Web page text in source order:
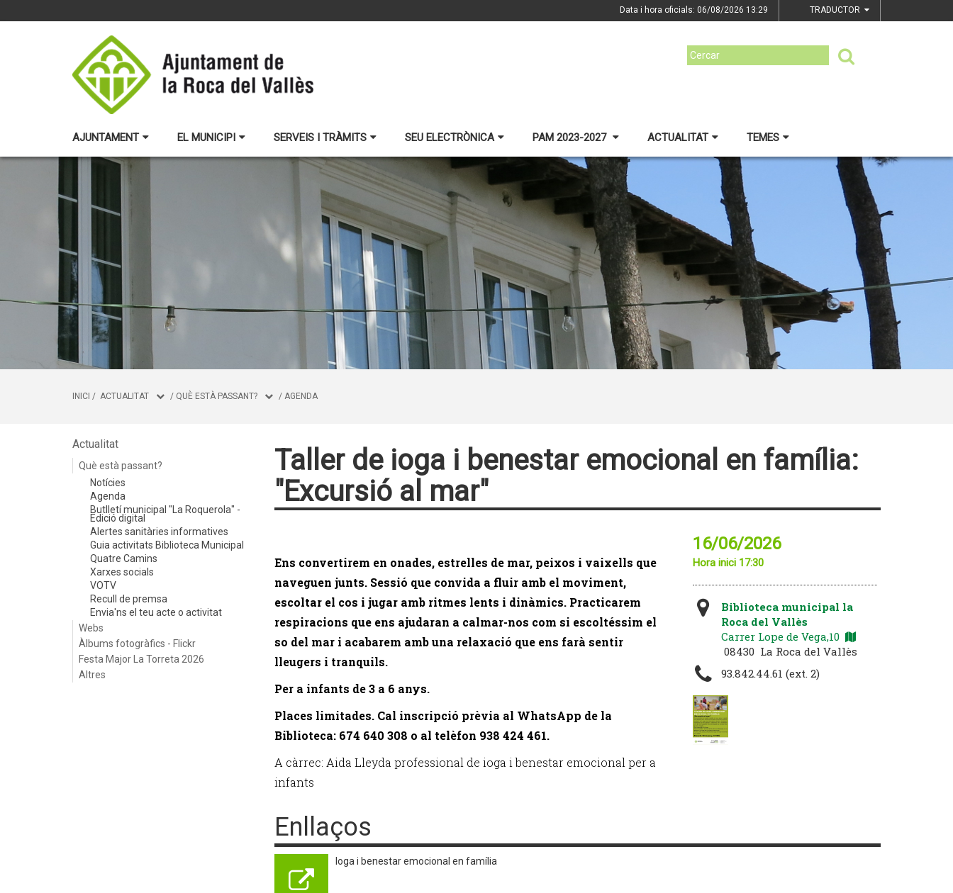
Data i hora oficials: 06/08/2026 13:29 TRADUCTOR
AJUNTAMENT EL MUNICIPI SERVEIS I TRÀMITS SEU ELECTRÒNICA PAM 2023-2027 ACTUALITAT TEMES
INICI / ACTUALITAT / QUÈ ESTÀ PASSANT? / AGENDA
Actualitat
Què està passant?
Notícies
Agenda
Butlletí municipal "La Roquerola" -
Edició digital
Alertes sanitàries informatives
Guia activitats Biblioteca Municipal
Quatre Camins
Xarxes socials
VOTV
Recull de premsa
Envia'ns el teu acte o activitat
Webs
Àlbums fotogràfics - Flickr
Festa Major La Torreta 2026
Altres
Taller de ioga i benestar emocional en família:
"Excursió al mar"
Ens convertirem en onades, estrelles de mar, peixos i vaixells que
naveguen junts. Sessió que convida a fluir amb el moviment,
escoltar el cos i jugar amb ritmes lents i dinàmics. Practicarem
respiracions que ens ajudaran a calmar-nos com si escoltéssim el
so del mar i acabarem amb una relaxació que ens farà sentir
lleugers i tranquils.
Per a infants de 3 a 6 anys.
Places limitades. Cal inscripció prèvia al WhatsApp de la
Biblioteca: 674 640 308 o al telèfon 938 424 461.
A càrrec: Aida Lleyda professional de ioga i benestar emocional per a
infants
16/06/2026
Hora inici 17:30
Biblioteca municipal la
Roca del Vallès
Carrer Lope de Vega,10
08430 La Roca del Vallès
93.842.44.61 (ext. 2)
Enllaços
Ioga i benestar emocional en família